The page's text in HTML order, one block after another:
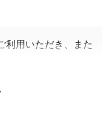
利用いただき、また
手続きを早急にご